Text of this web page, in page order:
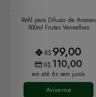
Refil para Difusor de Aromas
500ml Frutas Vermelhas
R$ 99,00
R$ 110,00
em até 6x sem juros
Avise-me